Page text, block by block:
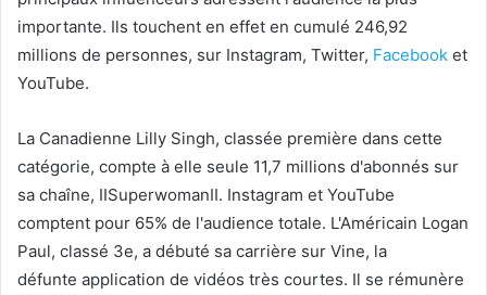
importante. Ils touchent en effet en cumulé 246,92
millions de personnes, sur Instagram, Twitter, Facebook et
YouTube.
La Canadienne Lilly Singh, classée première dans cette
catégorie, compte à elle seule 11,7 millions d'abonnés sur
sa chaîne, IISuperwomanII. Instagram et YouTube
comptent pour 65% de l'audience totale. L'Américain Logan
Paul, classé 3e, a débuté sa carrière sur Vine, la
défunte application de vidéos très courtes. Il se rémunère